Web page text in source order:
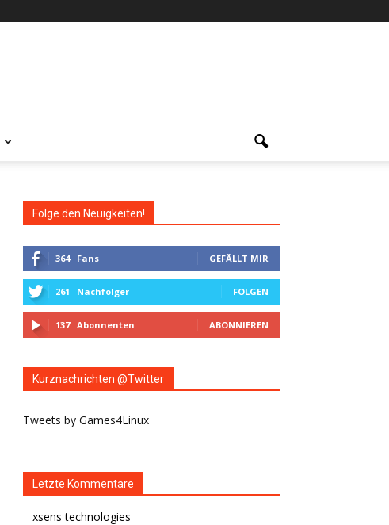
Folge den Neuigkeiten!
364 Fans GEFÄLLT MIR
261 Nachfolger FOLGEN
137 Abonnenten ABONNIEREN
Kurznachrichten @Twitter
Tweets by Games4Linux
Letzte Kommentare
xsens technologies